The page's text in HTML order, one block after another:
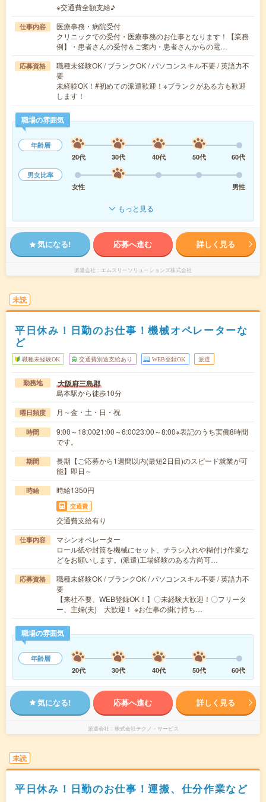
※交通費全額支給♪
仕事内容
医療事務・病院受付
クリニックでの受付・医療事務のお仕事となります！【業務
例】・患者さんの受付＆ご案内・患者さんからの電…
応募資格
職種未経験OK / ブランクOK / パソコンスキル不要 / 英語力不
要
未経験OK！#初めての派遣歓迎！※ブランクがある方も歓迎
します！
職場の雰囲気
年齢層
20代
30代 40代 50代
60代
男女比率
女性
男性
もっと見る
気になる! 応募へ進む 詳しく見る
派遣会社 エムスリーソリューションズ株式会社
未読
平日休み！日勤のお仕事！機械オペレーターな
ど
職種未経験OK 交通費別途支給あり WEB登録OK 派遣
勤務地 大阪府三島郡
島本駅から徒歩10分
曜日頻度 月～金・土・日・祝
時間
9:00～18:0021:00～6:0023:00～8:00※表記のうち実働8時間
です。
期間
長期【ご応募から1週間以内(最短2日目)のスピード就業が可
能】即日～
時給 時給1350円
交通費
交通費支給有り
仕事内容
マシンオペレーター
ロール紙や封筒を機械にセット、チラシ入れや糊付け作業な
どをお願いします。(派遣)工場経験のある方尚可…
応募資格
職種未経験OK / ブランクOK / パソコンスキル不要 / 英語力不
要
【来社不要、WEB登録OK！】〇未経験大歓迎！〇フリータ
ー、主婦(夫) 大歓迎！ ※お仕事の掛け持ち…
職場の雰囲気
年齢層
20代
30代 40代 50代 60代
気になる! 応募へ進む 詳しく見る
派遣会社 株式会社テクノ・サービス
未読
平日休み！日勤のお仕事！運搬、仕分作業など